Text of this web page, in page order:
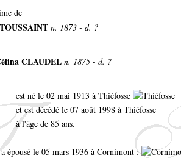
de
n. 1873 - d. ?
CLAUDEL n. 1875 - d. ?
est né le 02 mai 1913 à Thiéfosse
et est décédé le 07 août 1998 à Thiéfosse
à l'âge de 85 ans.
épousé le 05 mars 1936 à Cornimont :